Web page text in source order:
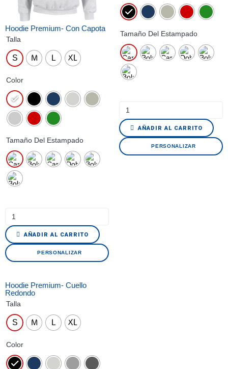
Hoodie Premium- Con Capota
Talla
S M L XL
Color
Tamaño Del Estampado
AÑADIR AL CARRITO
PERSONALIZAR
Tamaño Del Estampado
AÑADIR AL CARRITO
PERSONALIZAR
Hoodie Premium- Cuello
Redondo
Talla
S M L XL
Color